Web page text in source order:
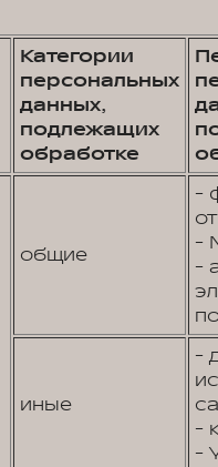
Категории
персональных
данных,
подлежащих
обработке
общие
-
-
-
иные
-
-
-